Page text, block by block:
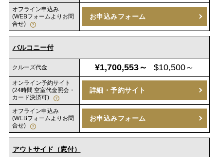
オフライン申込み
(WEBフォームよりお問
合せ)
お申込みフォーム
バルコニー付
クルーズ代金 ¥1,700,553～ $10,500～
オンライン予約サイト
(24時間 空室代金照会・
カード決済可)
詳細・予約サイト
オフライン申込み
(WEBフォームよりお問
合せ)
お申込みフォーム
アウトサイド（窓付）